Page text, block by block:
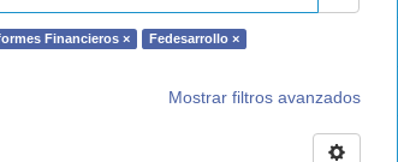
Financieros ×
Fedesarrollo ×
Mostrar filtros avanzados